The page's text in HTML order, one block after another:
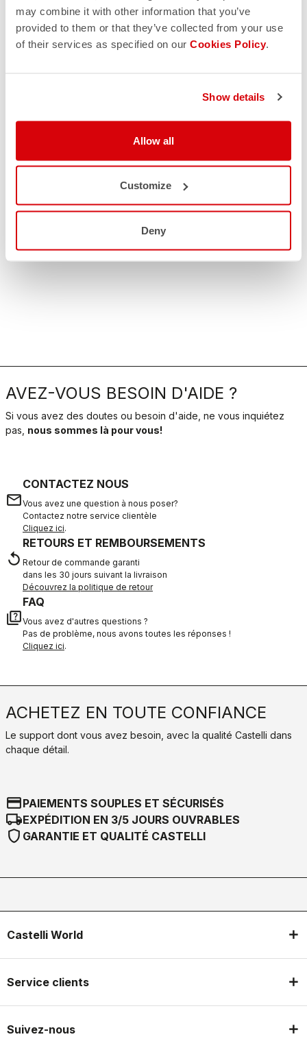
may combine it with other information that you’ve
provided to them or that they’ve collected from your use
of their services as specified on our Cookies Policy.
Show details
Allow all
Customize
Deny
AVEZ-VOUS BESOIN D'AIDE ?
Si vous avez des doutes ou besoin d'aide, ne vous inquiétez
pas, nous sommes là pour vous!
email
CONTACTEZ NOUS
Vous avez une question à nous poser?
Contactez notre service clientèle
Cliquez ici.
replay
RETOURS ET REMBOURSEMENTS
Retour de commande garanti
dans les 30 jours suivant la livraison
Découvrez la politique de retour
quiz
FAQ
Vous avez d'autres questions ?
Pas de problème, nous avons toutes les réponses !
Cliquez ici.
ACHETEZ EN TOUTE CONFIANCE
Le support dont vous avez besoin, avec la qualité Castelli dans
chaque détail.
credit_cardPAIEMENTS SOUPLES ET SÉCURISÉS
local_shippingEXPÉDITION EN 3/5 JOURS OUVRABLES
shield GARANTIE ET QUALITÉ CASTELLI
Castelli World
Service clients
Suivez-nous